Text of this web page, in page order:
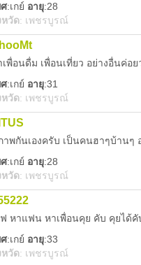
ศ:เกย์ อายุ:28
หวัด: เพชรบูรณ์
เพื่อนดื่ม เพื่อนเที่ยว อย่างอื่นค่อย
ศ:เกย์ อายุ:31
หวัด: เพชรบูรณ์
ศ:เกย์ อายุ:28
หวัด: เพชรบูรณ์
ฟ หาแฟน หาเพื่อนคุย คับ คุยได้คั
ศ:เกย์ อายุ:33
หวัด: เพชรบูรณ์